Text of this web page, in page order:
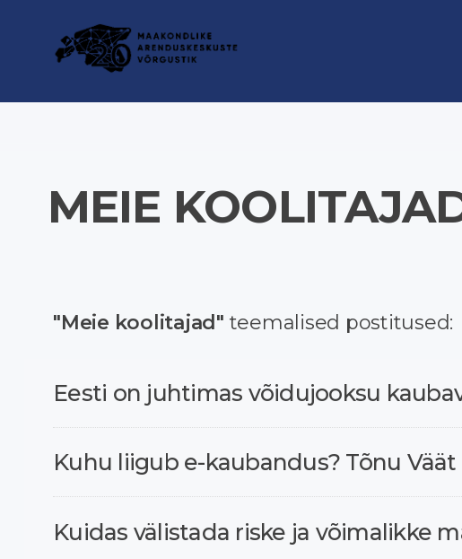
content
MEIE
"Meie koolitajad" teemalised postitused:
Eesti on juhtimas võidujooksu
Kuhu liigub e-kaubandus? Tõnu Väät
Kuidas välistada riske ja võimalikke